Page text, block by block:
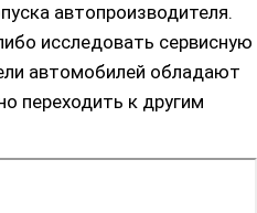
автопроизводителя.
исследовать сервисную
автомобилей обладают
переходить к другим